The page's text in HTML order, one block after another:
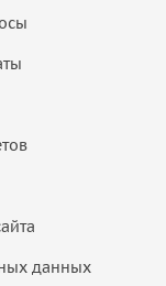
данных